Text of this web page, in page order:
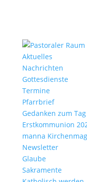
Aktu­elles
Nach­richten
Gottes­dienste
Termine
Pfarr­brief
Gedanken zum Tag
Erst­kom­mu­nion
manna
News­letter
Glaube
Sakra­mente